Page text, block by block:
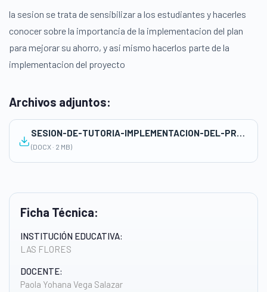
Ficha Técnica:
INSTITUCIÓN EDUCATIVA:
LAS FLORES
DOCENTE:
Paola Yohana Vega Salazar
la sesion se trata de sensibilizar a los estudiantes y hacerles
conocer sobre la importancia de la implementacion del plan
para mejorar su ahorro, y asi mismo hacerlos parte de la
implementacion del proyecto
Archivos adjuntos:
SESION-DE-TUTORIA-IMPLEMENTACION-DEL-PROYECTO-PARA-SECUNDARIA
(DOCX · 2 MB)